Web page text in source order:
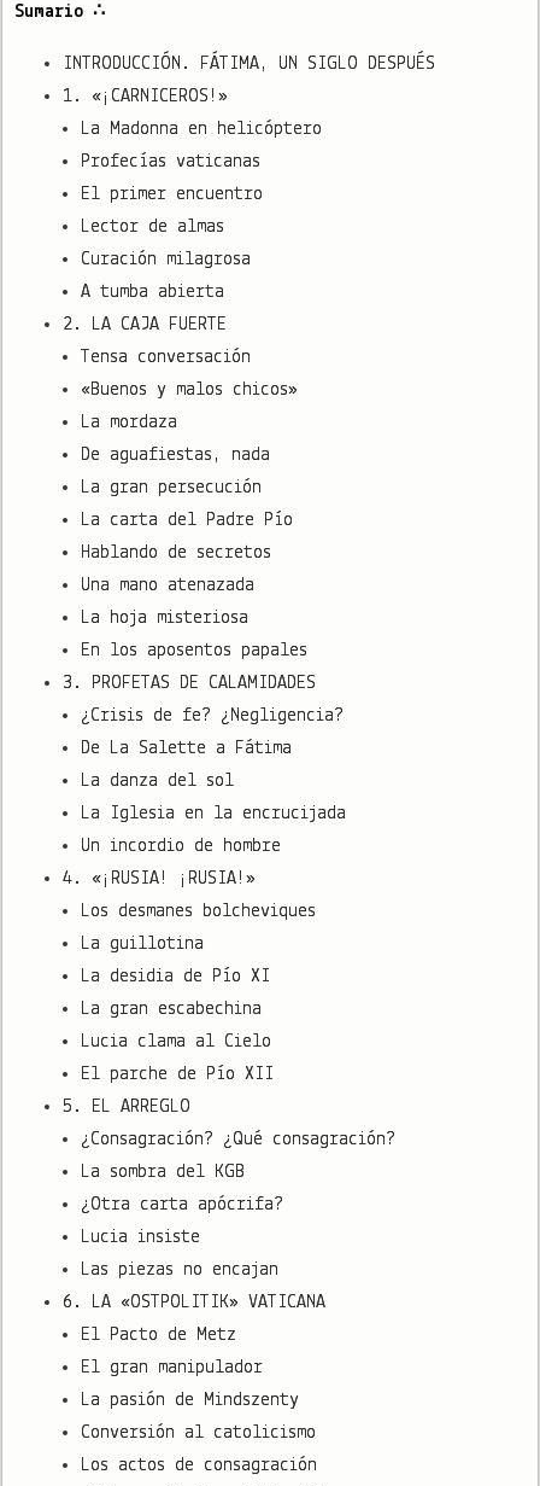
Sumario ∴
INTRODUCCIÓN. FÁTIMA, UN SIGLO DESPUÉS
1. «¡CARNICEROS!»
La Madonna en helicóptero
Profecías vaticanas
El primer encuentro
Lector de almas
Curación milagrosa
A tumba abierta
2. LA CAJA FUERTE
Tensa conversación
«Buenos y malos chicos»
La mordaza
De aguafiestas, nada
La gran persecución
La carta del Padre Pío
Hablando de secretos
Una mano atenazada
La hoja misteriosa
En los aposentos papales
3. PROFETAS DE CALAMIDADES
¿Crisis de fe? ¿Negligencia?
De La Salette a Fátima
La danza del sol
La Iglesia en la encrucijada
Un incordio de hombre
4. «¡RUSIA! ¡RUSIA!»
Los desmanes bolcheviques
La guillotina
La desidia de Pío XI
La gran escabechina
Lucia clama al Cielo
El parche de Pío XII
5. EL ARREGLO
¿Consagración? ¿Qué consagración?
La sombra del KGB
¿Otra carta apócrifa?
Lucia insiste
Las piezas no encajan
6. LA «OSTPOLITIK» VATICANA
El Pacto de Metz
El gran manipulador
La pasión de Mindszenty
Conversión al catolicismo
Los actos de consagración